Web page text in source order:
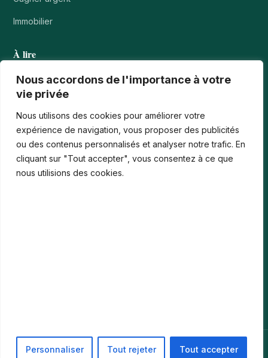
Nous accordons de l'importance à votre
vie privée
Nous utilisons des cookies pour améliorer votre
expérience de navigation, vous proposer des publicités
ou des contenus personnalisés et analyser notre trafic. En
cliquant sur "Tout accepter", vous consentez à ce que
nous utilisions des cookies.
Personnaliser Tout rejeter Tout accepter
Immobilier
À lire
Tournois casino : comprendre points, rangs et…
Les paiements numériques face aux nouvelles cyberfraudes
Bonus de bienvenue en France : comment…
Casinos iPhone en France : 2026 Guide…
Monter en compétences digitales en entreprise :…
© 2026 PIKARI. Tous droits réservés. · Mentions Légales ·